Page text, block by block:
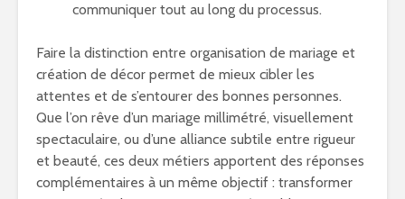
communiquer tout au long du processus.
Faire la distinction entre organisation de mariage et
création de décor permet de mieux cibler les
attentes et de s’entourer des bonnes personnes.
Que l’on rêve d’un mariage millimétré, visuellement
spectaculaire, ou d’une alliance subtile entre rigueur
et beauté, ces deux métiers apportent des réponses
complémentaires à un même objectif : transformer